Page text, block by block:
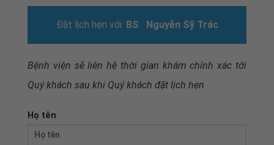
Đặt lịch hẹn với: BS Nguyễn Sỹ Trác
Bệnh viện sẽ liên hệ thời gian khám chính xác tới
Quý khách sau khi Quý khách đặt lịch hẹn
Họ tên